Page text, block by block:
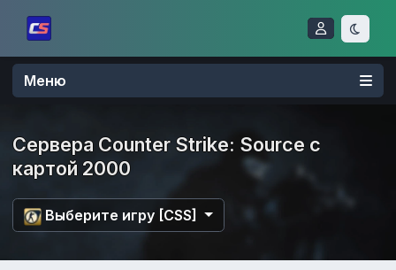
Меню
Сервера Counter Strike: Source с
картой 2000
Выберите игру [CSS]